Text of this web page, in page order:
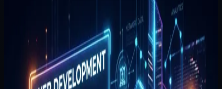
Cara Membaca Harga Website Bisnis di Malang
dari Ruang Lingkup Awal
Pelajari cara membaca harga website berdasarkan ruang
lingkup awal, jumlah halaman, bukti kerja, ajakan tindakan,
revisi, dan layanan dukungan pasca-rilis.
Disusun oleh